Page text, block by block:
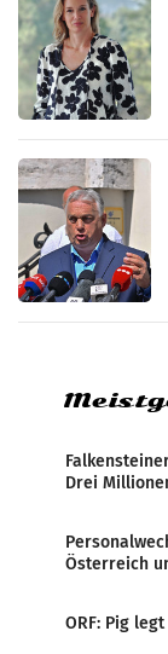
Drei
Österreich
ORF: Pig